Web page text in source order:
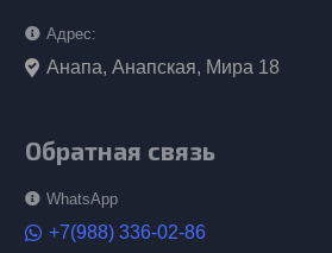
Адрес:
Анапа, Анапская, Мира 18
Обратная связь
WhatsApp
+7(988) 336-02-86